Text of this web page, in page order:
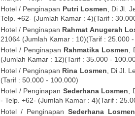
Hotel / Penginapan Putri Losmen , Di Jl.
Telp. +62- (Jumlah Kamar : 4)(Tarif :
Hotel / Penginapan Rahmat Anugerah
21064 (Jumlah Kamar : 10)(Tarif : 25.000
Hotel / Penginapan Rahmatika Losmen
(Jumlah Kamar : 12)(Tarif : 35.000 -
Hotel / Penginapan Rina Losmen , Di Jl.
(Tarif : 50.000 - 100.000)
Hotel / Penginapan Sederhana Losmen
- Telp. +62- (Jumlah Kamar : 4)(Tarif :
Hotel / Penginapan Sederhana Losmen